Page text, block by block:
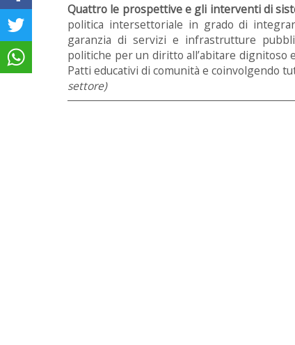
Quattro le prospettive e gli interventi di
politica intersettoriale in grado di
garanzia di servizi e infrastrutture
politiche per un diritto all’abitare dignitoso
Patti educativi di comunità e coinvolgendo
settore)